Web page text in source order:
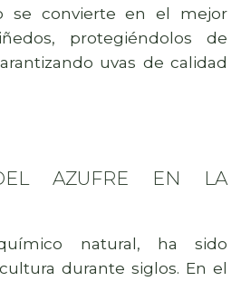
se convierte en el mejor
protegiéndolos de
uvas de calidad
AZUFRE EN LA
natural, ha sido
durante siglos. En el